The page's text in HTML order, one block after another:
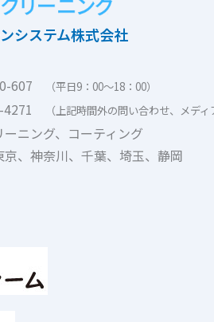
システム株式会社
607 （平日9：00〜18：00）
4271 （上記時間外の問い合わせ、メディ
ニング、コーティング
、神奈川、千葉、埼玉、静岡